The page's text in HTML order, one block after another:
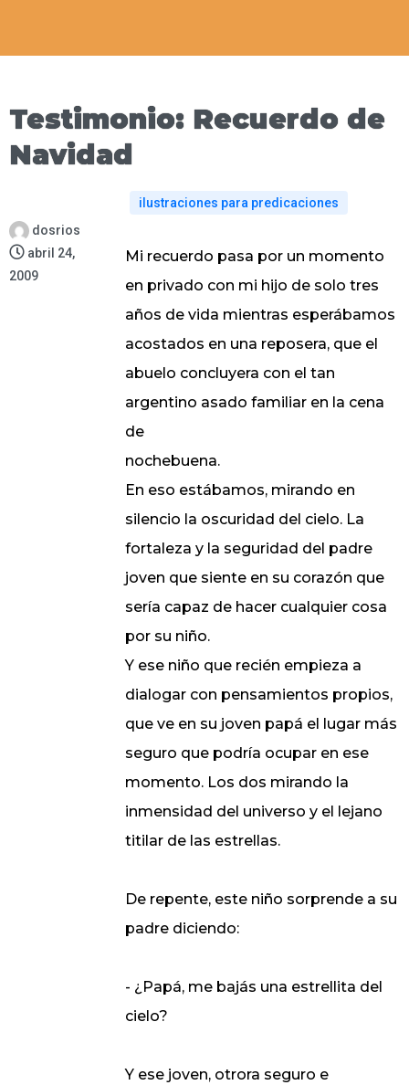
Testimonio: Recuerdo de
Navidad
dosrios
abril 24,
2009
ilustraciones para predicaciones
Mi recuerdo pasa por un momento
en privado con mi hijo de solo tres
años de vida mientras esperábamos
acostados en una reposera, que el
abuelo concluyera con el tan
argentino asado familiar en la cena
de
nochebuena.
En eso estábamos, mirando en
silencio la oscuridad del cielo. La
fortaleza y la seguridad del padre
joven que siente en su corazón que
sería capaz de hacer cualquier cosa
por su niño.
Y ese niño que recién empieza a
dialogar con pensamientos propios,
que ve en su joven papá el lugar más
seguro que podría ocupar en ese
momento. Los dos mirando la
inmensidad del universo y el lejano
titilar de las estrellas.
De repente, este niño sorprende a su
padre diciendo:
- ¿Papá, me bajás una estrellita del
cielo?
Y ese joven, otrora seguro e